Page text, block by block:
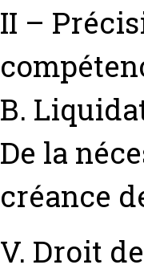
II –
B.
De la
créance
V. Droit